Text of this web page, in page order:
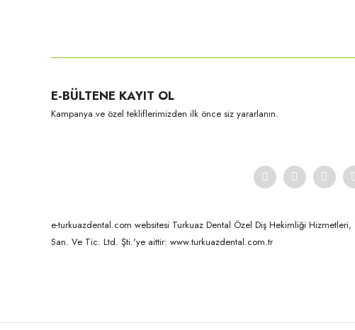
E-BÜLTENE KAYIT OL
Kampanya ve özel tekliflerimizden ilk önce siz yararlanın.
e-turkuazdental.com websitesi Turkuaz Dental Özel Diş Hekimliği Hizmetleri,
San. Ve Tic. Ltd. Şti.'ye aittir: www.turkuazdental.com.tr